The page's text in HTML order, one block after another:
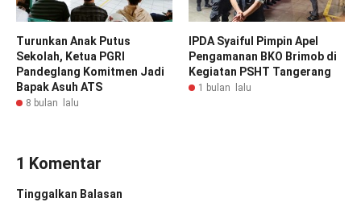
Turunkan Anak Putus
Sekolah, Ketua PGRI
Pandeglang Komitmen Jadi
Bapak Asuh ATS
8 bulan lalu
IPDA Syaiful Pimpin Apel
Pengamanan BKO Brimob di
Kegiatan PSHT Tangerang
1 bulan lalu
1 Komentar
Tinggalkan Balasan